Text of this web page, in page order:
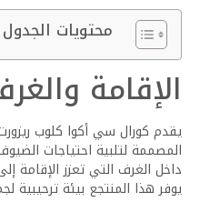
محتويات الجدول
الإقامة
يقدم كورال سي أكوا كلوب
المصممة لتلبية احتياجات
داخل الغرف التي تعزز الإقامة
يوفر هذا المنتجع بيئة ترحيبية